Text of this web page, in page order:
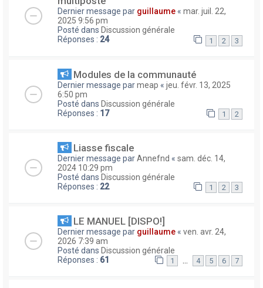
Dernier message par guillaume « mar. juil. 22,
2025 9:56 pm
Posté dans Discussion générale
Réponses : 24 1 2 3
Modules de la communauté
Dernier message parmeap « jeu. févr. 13, 2025
6:50 pm
Posté dans Discussion générale
Réponses : 17 1 2
Liasse fiscale
Dernier message parAnnefnd « sam. déc. 14,
2024 10:29 pm
Posté dans Discussion générale
Réponses : 22 1 2 3
LE MANUEL [DISPO!]
Dernier message par guillaume « ven. avr. 24,
2026 7:39 am
Posté dans Discussion générale
Réponses : 61 1 … 4 5 6 7